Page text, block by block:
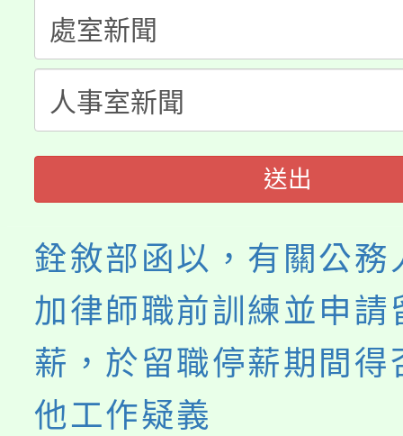
心理、諮商輔導、社會
系所師生報名參加。
門員」簡章及活動海報
踴躍報名參加。
要點
「桃園市補助參觀特色
展演活動實施計畫」
115年度「教育部表揚
義教育推展貢獻獎」
送出
銓敘部函以，有關公務
加律師職前訓練並申請
薪，於留職停薪期間得
他工作疑義